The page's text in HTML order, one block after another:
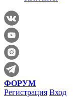
ФОРУМ
Регистрация Вход